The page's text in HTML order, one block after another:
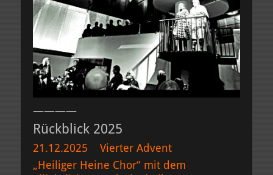
————
Rückblick 2025
21.12.2025 Vierter Advent
„Heiliger Heine Chor“ mit dem